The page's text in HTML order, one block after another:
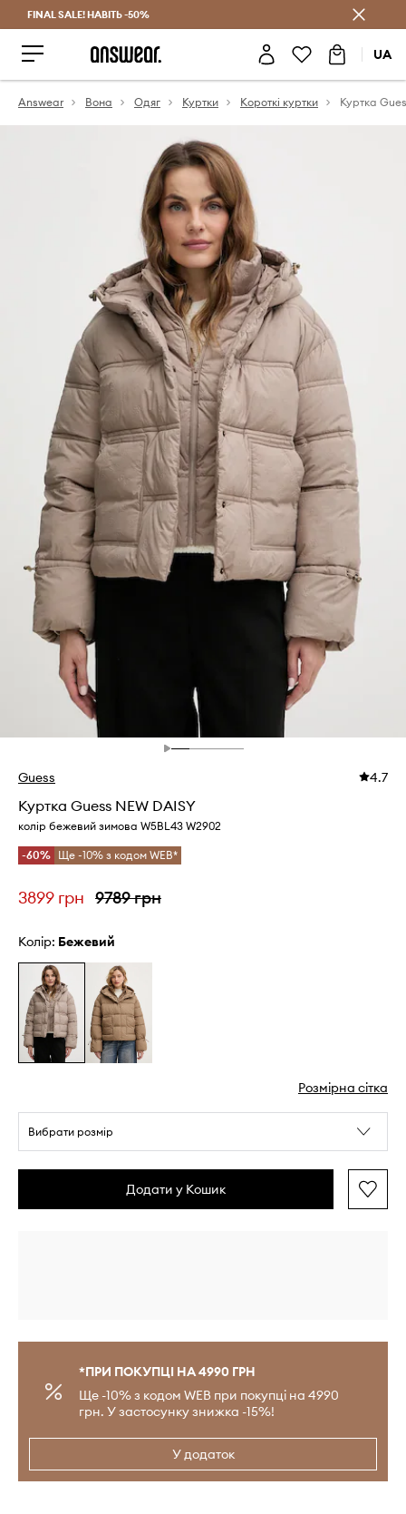
Заощаджуй з Answear Club
FINAL SALE! НАВІТЬ -50%
UA
Answear Вона Одяг Куртки Короткі куртки Куртка
Guess 4.7
Куртка Guess NEW DAISY
колір бежевий зимова W5BL43 W2902
-60% Ще -10% з кодом WEB*
3899 грн 9789 грн
Колір: бежевий
Розмірна сітка
Вибрати розмір
Додати у Кошик
*ПРИ ПОКУПЦІ НА 4990 ГРН
Ще -10% з кодом WEB при покупці на 4990
грн. У застосунку знижка -15%!
У додаток